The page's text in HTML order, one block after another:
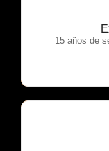
15 años de